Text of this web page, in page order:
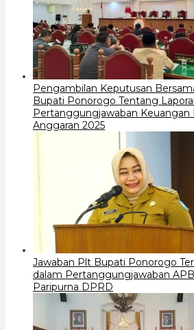
Pengambilan Keputusan
Bupati Ponorogo Tentang
Pertanggungjawaban Keuangan
Anggaran 2025
Jawaban Plt Bupati Ponorogo
dalam Pertanggungjawaban
Paripurna DPRD